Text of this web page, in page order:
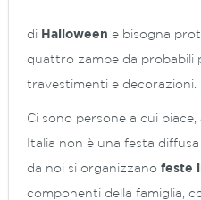
di Halloween e bisogna
quattro zampe da probabili
travestimenti e decorazioni.
Ci sono persone a cui
Italia non è una festa
da noi si organizzano feste
componenti della famiglia,